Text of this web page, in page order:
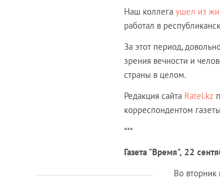
Наш коллега ушел из
работал в
За этот период,
зрения вечности и
страны в целом.
Редакция сайта Ratel.kz
корреспондентом
***
Газета "Время", 22
Во